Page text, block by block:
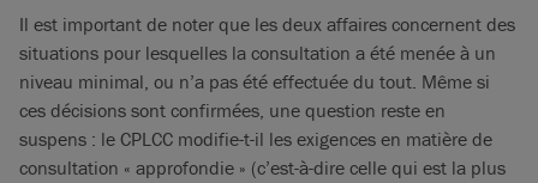
Il est important de noter que les deux affaires concernent des
situations pour lesquelles la consultation a été menée à un
niveau minimal, ou n’a pas été effectuée du tout. Même si
ces décisions sont confirmées, une question reste en
suspens : le CPLCC modifie-t-il les exigences en matière de
consultation « approfondie » (c’est-à-dire celle qui est la plus